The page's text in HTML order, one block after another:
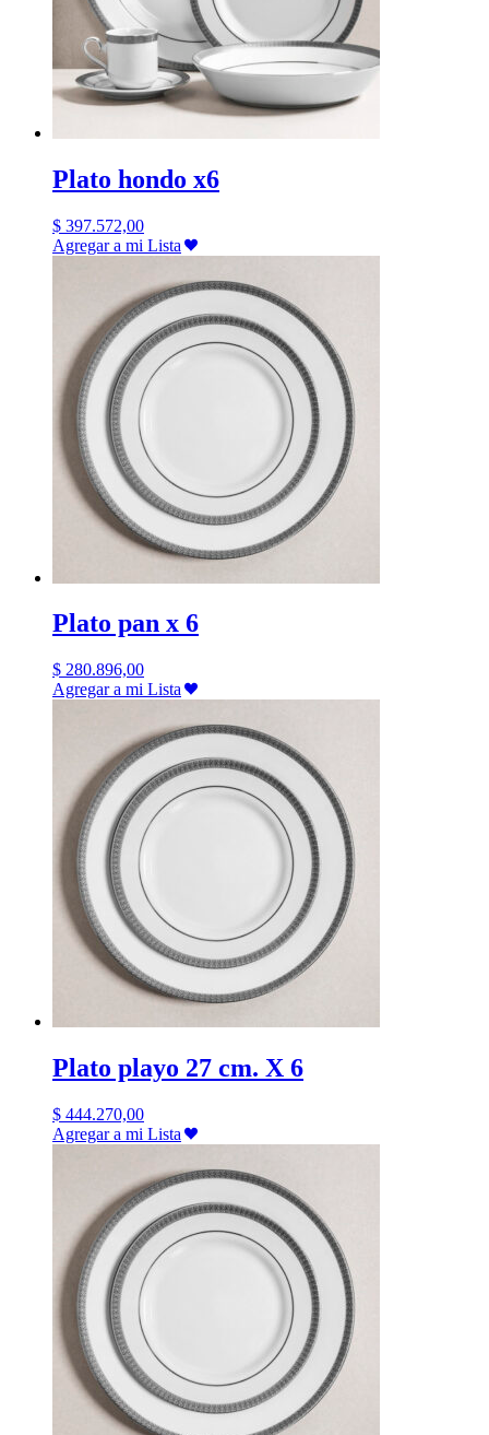
Plato hondo x6
$ 397.572,00
Agregar a mi Lista
Plato pan x 6
$ 280.896,00
Agregar a mi Lista
Plato playo 27 cm. X 6
$ 444.270,00
Agregar a mi Lista